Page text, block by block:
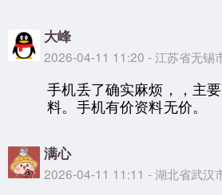
大峰
2026-04-11 11:20 - 江苏省无锡
手机丢了确实麻烦，，主
料。手机有价资料无价。
满心
2026-04-11 11:11 - 湖北省武汉